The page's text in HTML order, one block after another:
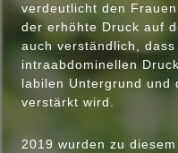
verdeutlicht den
der erhöhte Druck auf
auch verständlich,
intraabdominellen
labilen Untergrund und
verstärkt wird.
2019 wurden zu